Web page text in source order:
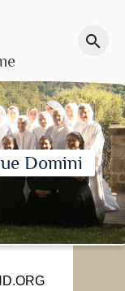
search
Domini